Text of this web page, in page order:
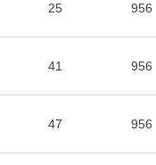
25 956
41 956
47 956